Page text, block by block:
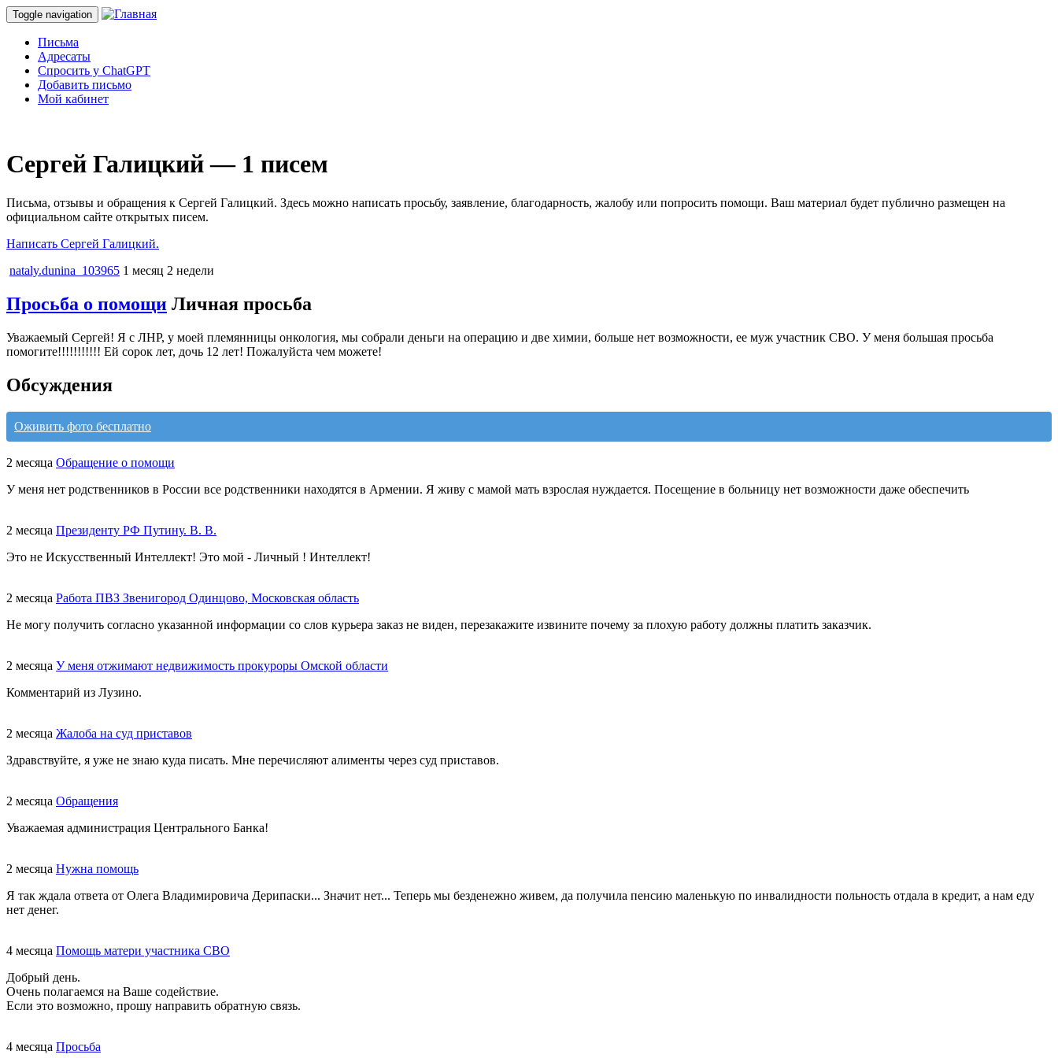
Toggle navigation
Письма
Адресаты
Спросить у ChatGPT
Добавить письмо
Мой кабинет
Ceргей Галицкий — 1 писем
Письма, отзывы и обращения к Ceргей Галицкий. Здесь можно написать просьбу, заявление, благодарность, жалобу или попросить помощи. Ваш материал будет публично размещен на
официальном сайте открытых писем.
Написать Ceргей Галицкий.
nataly.dunina_103965 1 месяц 2 недели
Просьба о помощи Личная просьба
Уважаемый Сергей! Я с ЛНР, у моей племянницы онкология, мы собрали деньги на операцию и две химии, больше нет возможности, ее муж участник СВО. У меня большая просьба
помогите!!!!!!!!!!! Ей сорок лет, дочь 12 лет! Пожалуйста чем можете!
Обсуждения
Оживить фото бесплатно
2 месяца Обращение о помощи
У меня нет родственников в России все родственники находятся в Армении. Я живу с мамой мать взрослая нуждается. Посещение в больницу нет возможности даже обеспечить
2 месяца Президенту РФ Путину. В. В.
Это не Искусственный Интеллект! Это мой - Личный ! Интеллект!
2 месяца Работа ПВЗ Звенигород Одинцово, Московская область
Не могу получить согласно указанной информации со слов курьера заказ не виден, перезакажите извините почему за плохую работу должны платить заказчик.
2 месяца У меня отжимают недвижимость прокуроры Омской области
Комментарий из Лузино.
2 месяца Жалоба на суд приставов
Здравствуйте, я уже не знаю куда писать. Мне перечисляют алименты через суд приставов.
2 месяца Обращения
Уважаемая администрация Центрального Банка!
2 месяца Нужна помощь
Я так ждала ответа от Олега Владимировича Дерипаски... Значит нет... Теперь мы безденежно живем, да получила пенсию маленькую по инвалидности польность отдала в кредит, а нам еду
нет денег.
4 месяца Помощь матери участника СВО
Добрый день.
Очень полагаемся на Ваше содействие.
Если это возможно, прошу направить обратную связь.
4 месяца Просьба